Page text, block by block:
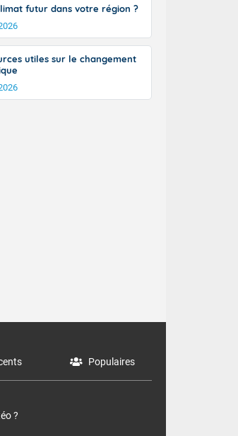
futur dans votre région ?
utiles sur le changement
Populaires
?